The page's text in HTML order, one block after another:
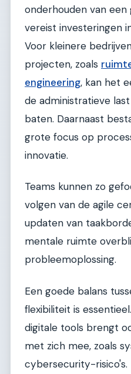
onderhouden van
vereist investeringen
Voor kleinere
projecten, zoals
engineering, kan het
de administratieve
baten. Daarnaast
grote focus op
innovatie.
Teams kunnen zo
volgen van de agile
updaten van
mentale ruimte
probleemoplossing.
Een goede balans
flexibiliteit is
digitale tools brengt
met zich mee, zoals
cybersecurity-risico's.